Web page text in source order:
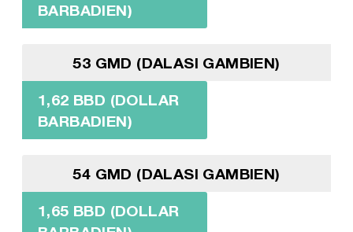
BARBADIEN)
53 GMD (DALASI GAMBIEN)
1,62 BBD (DOLLAR
BARBADIEN)
54 GMD (DALASI GAMBIEN)
1,65 BBD (DOLLAR